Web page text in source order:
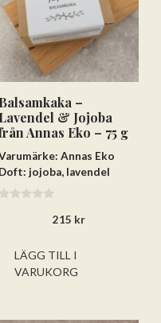
Balsamkaka –
Lavendel & Jojoba
Annas Eko – 75 g
Annas Eko
Doft: jojoba, lavendel
215 kr
LÄGG TILL I
VARUKORG